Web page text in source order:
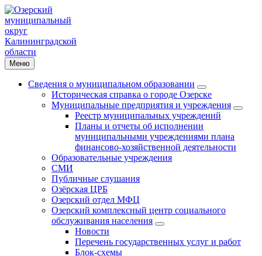
Меню
Сведения о муниципальном образовании
Историческая справка о городе Озерске
Муниципальные предприятия и учреждения
Реестр муниципальных учреждений
Планы и отчеты об исполнении
муниципальными учреждениями плана
финансово-хозяйственной деятельности
Образовательные учреждения
СМИ
Публичные слушания
Озёрская ЦРБ
Озерский отдел МФЦ
Озерский комплексный центр социального
обслуживания населения
Новости
Перечень государственных услуг и работ
Блок-схемы